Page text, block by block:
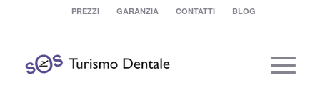
PREZZI GARANZIA CONTATTI BLOG